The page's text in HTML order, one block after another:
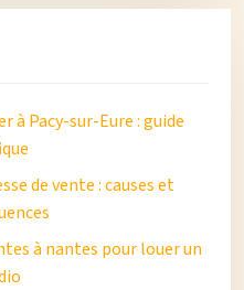
à Pacy-sur-Eure : guide
de vente : causes et
à nantes pour louer un